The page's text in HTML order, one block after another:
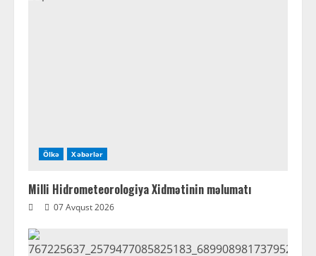
Ölkə Xəbərlər
Milli Hidrometeorologiya Xidmətinin məlumatı
07 Avqust 2026